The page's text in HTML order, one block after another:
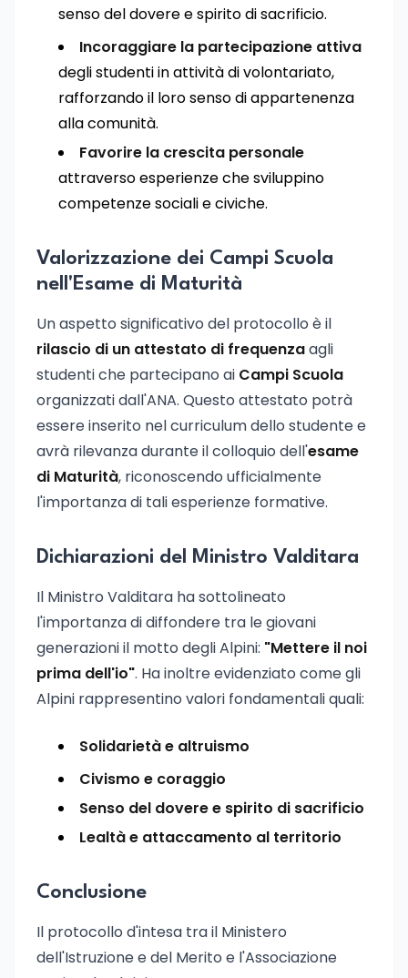
senso del dovere e spirito di sacrificio.
Incoraggiare la partecipazione attiva
degli studenti in attività di volontariato,
rafforzando il loro senso di appartenenza
alla comunità.
Favorire la crescita personale
attraverso esperienze che sviluppino
competenze sociali e civiche.
Valorizzazione dei Campi Scuola
nell'Esame di Maturità
Un aspetto significativo del protocollo è il
rilascio di un attestato di frequenzaagli
studenti che partecipano ai Campi Scuola
organizzati dall'ANA. Questo attestato potrà
essere inserito nel curriculum dello studente e
avrà rilevanza durante il colloquio dell'esame
di Maturità, riconoscendo ufficialmente
l'importanza di tali esperienze formative.
Dichiarazioni del Ministro Valditara
Il Ministro Valditara ha sottolineato
l'importanza di diffondere tra le giovani
generazioni il motto degli Alpini: "Mettere il noi
prima dell'io". Ha inoltre evidenziato come gli
Alpini rappresentino valori fondamentali quali:
Solidarietà e altruismo
Civismo e coraggio
Senso del dovere e spirito di sacrificio
Lealtà e attaccamento al territorio
Conclusione
Il protocollo d'intesa tra il Ministero
dell'Istruzione e del Merito e l'Associazione